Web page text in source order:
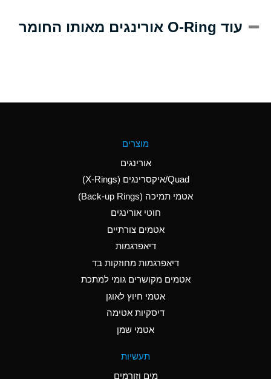
(Aqueous)
Aluminum Nitrate
(Aqueous)
Aluminum Phosphate
Ammonia Anhydrous
B
Ammonia Gas (cold)
A
Ammonia Gas (hot)
עוד O-Ring אורינגים מאותו החומר
מוצרים
אורינגים
Quad/איקסרינגים (X-Rings)
אטמי תמיכה (Back-up Rings)
חוטי אורינגים
אטמים צורתיים
דיאפרגמות
דיאפרגמות מחוזקות בד
אטמים מקושרים גומי למתכת
אטמי חיוץ לאוגן
דיסקיות אטימה
אטמי שמן
תעשיות
מים וזורמים